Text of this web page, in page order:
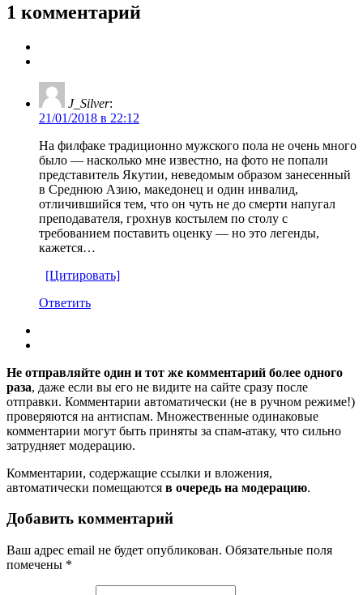
1 комментарий
J_Silver:
21/01/2018 в 22:12
На филфаке традиционно мужского пола не очень много
было — насколько мне известно, на фото не попали
представитель Якутии, неведомым образом занесенный
в Среднюю Азию, македонец и один инвалид,
отличившийся тем, что он чуть не до смерти напугал
преподавателя, грохнув костылем по столу с
требованием поставить оценку — но это легенды,
кажется…
[Цитировать]
Ответить
Не отправляйте один и тот же комментарий более одного
раза, даже если вы его не видите на сайте сразу после
отправки. Комментарии автоматически (не в ручном режиме!)
проверяются на антиспам. Множественные одинаковые
комментарии могут быть приняты за спам-атаку, что сильно
затрудняет модерацию.
Комментарии, содержащие ссылки и вложения,
автоматически помещаются в очередь на модерацию.
Добавить комментарий
Ваш адрес email не будет опубликован. Обязательные поля
помечены *